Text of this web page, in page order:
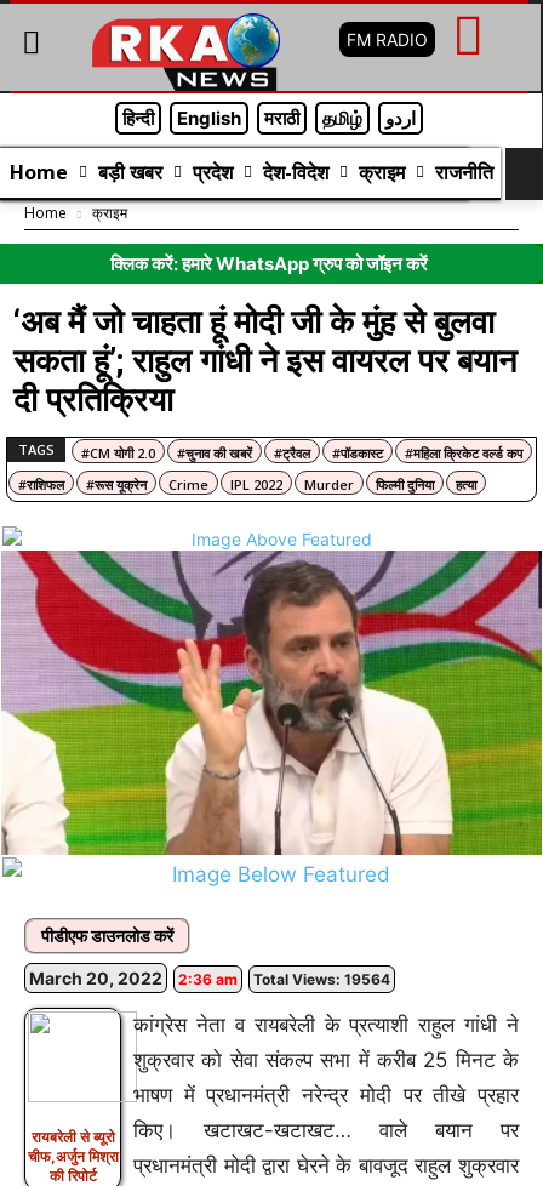
FM RADIO
हिन्दी English मराठी தமிழ் اردو
Home बड़ी खबर प्रदेश देश-विदेश क्राइम राजनीति
Home क्राइम
क्लिक करें: हमारे WhatsApp ग्रुप को जॉइन करें
‘अब मैं जो चाहता हूं मोदी जी के मुंह से बुलवा
सकता हूं’; राहुल गांधी ने इस वायरल पर बयान
दी प्रतिक्रिया
TAGS #CM योगी 2.0 #चुनाव की खबरें #ट्रैवल #पॉडकास्ट
#महिला क्रिकेट वर्ल्ड कप
#राशिफल
#रूस यूक्रेन Crime IPL 2022 Murder फिल्मी दुनिया हत्या
पीडीएफ डाउनलोड करें
March 20, 2022 2:36 am Total Views: 19564
रायबरेली से ब्यूरो
चीफ,अर्जुन मिश्रा
की रिपोर्ट
कांग्रेस नेता व रायबरेली के प्रत्याशी राहुल गांधी ने
शुक्रवार को सेवा संकल्प सभा में करीब 25 मिनट के
भाषण में प्रधानमंत्री नरेन्द्र मोदी पर तीखे प्रहार
किए। खटाखट-खटाखट… वाले बयान पर
प्रधानमंत्री मोदी द्वारा घेरने के बावजूद राहुल शुक्रवार